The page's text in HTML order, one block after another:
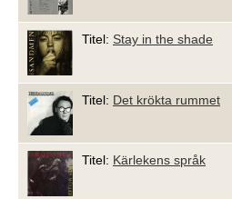
Titel: Stay in the shade
Titel: Det krökta rummet
Titel: Kärlekens språk